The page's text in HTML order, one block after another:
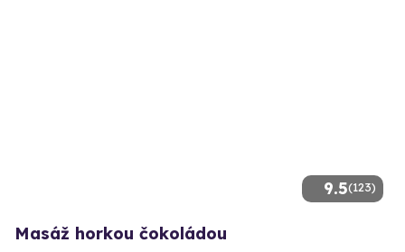
9.5(123)
Masáž horkou čokoládou